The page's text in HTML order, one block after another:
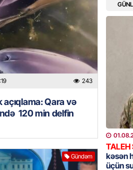
243
Qara və
120 min delfin
Gündəm
YAP
TALEH
kəsən
üçün